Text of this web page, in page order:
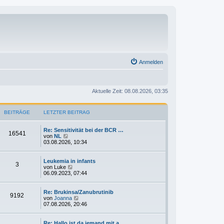
Anmelden
Aktuelle Zeit: 08.08.2026, 03:35
BEITRÄGE LETZTER BEITRAG
16541
Re: Sensitivität bei der BCR …
von NL
e
e
s
t
e
B
i
t
r
a
03.08.2026, 10:34
3
Leukemia in infants
von Luke
e
e
s
t
e
B
e
06.09.2023, 07:44
9192
Re: Brukinsa/Zanubrutinib
von Joanna
e
e
s
07.08.2026, 20:46
Re: Hallo ist da jemand mit a…